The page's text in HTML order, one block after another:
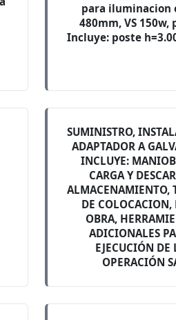
para iluminacion
480mm, VS
Incluye: poste
SUMINISTRO,
ADAPTADOR A
INCLUYE:
CARGA Y
ALMACENAMIENTO,
DE
OBRA,
ADICIONALES
EJECUCIÓN DE
OPERACIÓN